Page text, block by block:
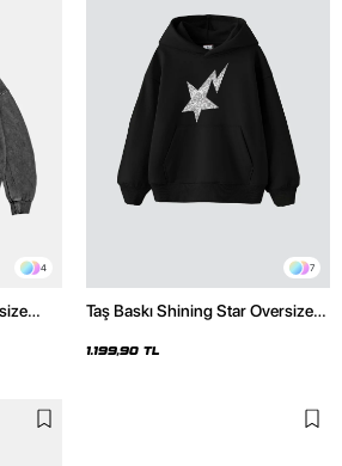
4 7
Taş Baskı Shining Star Oversize
1.199,90 TL